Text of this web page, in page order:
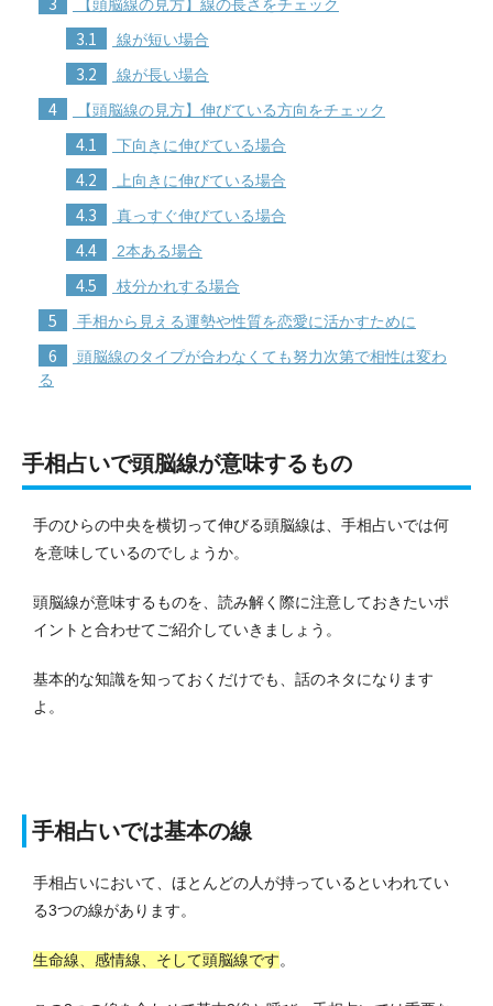
【頭脳線の見方】線の長さをチェック
3.1 線が短い場合
3.2 線が長い場合
4 【頭脳線の見方】伸びている方向をチェック
4.1 下向きに伸びている場合
4.2 上向きに伸びている場合
4.3 真っすぐ伸びている場合
4.4 2本ある場合
4.5 枝分かれする場合
5 手相から見える運勢や性質を恋愛に活かすために
6
頭脳線のタイプが合わなくても努力次第で相性は変わ
る
手相占いで頭脳線が意味するもの
手のひらの中央を横切って伸びる頭脳線は、手相占いでは何
を意味しているのでしょうか。
頭脳線が意味するものを、読み解く際に注意しておきたいポ
イントと合わせてご紹介していきましょう。
基本的な知識を知っておくだけでも、話のネタになります
よ。
手相占いでは基本の線
手相占いにおいて、ほとんどの人が持っているといわれてい
る3つの線があります。
生命線、感情線、そして頭脳線です。